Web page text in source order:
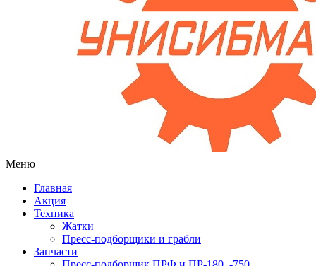
Меню
Главная
Акция
Техника
Жатки
Пресс-подборщики и грабли
Запчасти